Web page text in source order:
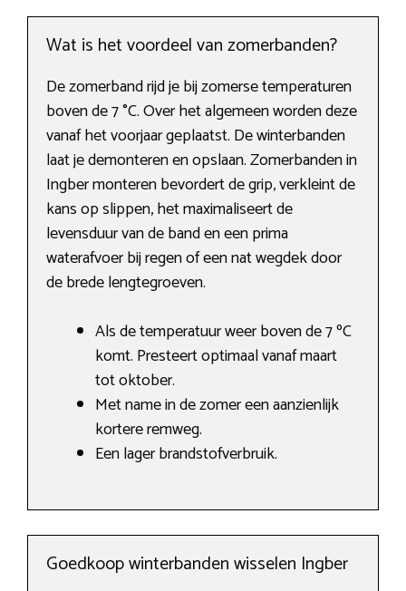
Wat is het voordeel van zomerbanden?
De zomerband rijd je bij zomerse temperaturen
boven de 7 °C. Over het algemeen worden deze
vanaf het voorjaar geplaatst. De winterbanden
laat je demonteren en opslaan. Zomerbanden in
Ingber monteren bevordert de grip, verkleint de
kans op slippen, het maximaliseert de
levensduur van de band en een prima
waterafvoer bij regen of een nat wegdek door
de brede lengtegroeven.
Als de temperatuur weer boven de 7 ºC
komt. Presteert optimaal vanaf maart
tot oktober.
Met name in de zomer een aanzienlijk
kortere remweg.
Een lager brandstofverbruik.
Goedkoop winterbanden wisselen Ingber